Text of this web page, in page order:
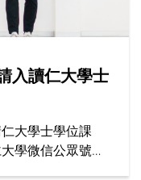
入讀仁大學士
大學士學位課
學微信公眾號上